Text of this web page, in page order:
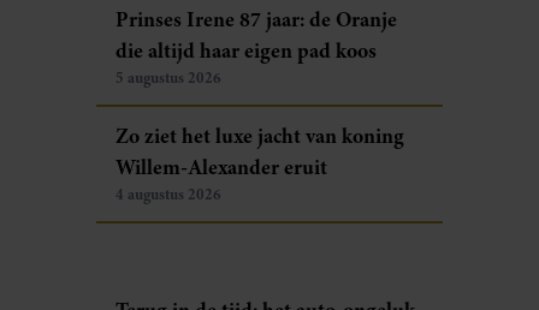
Prinses Irene 87 jaar: de Oranje
die altijd haar eigen pad koos
5 augustus 2026
Zo ziet het luxe jacht van koning
Willem-Alexander eruit
4 augustus 2026